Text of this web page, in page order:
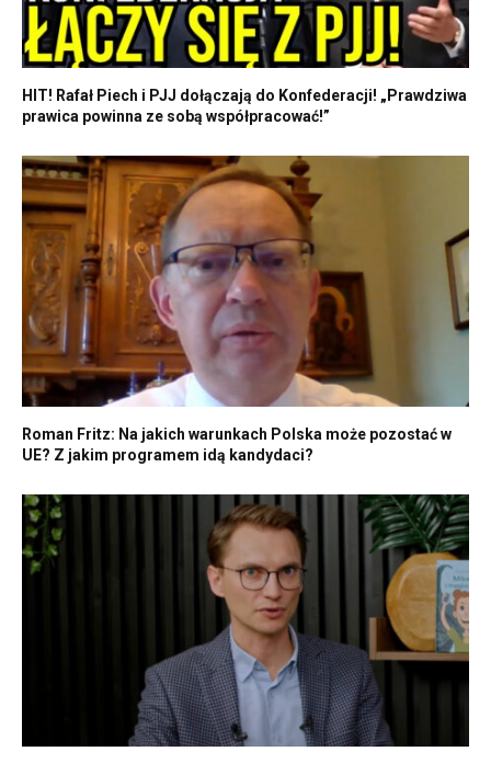
HIT! Rafał Piech i PJJ dołączają do Konfederacji! „Prawdziwa
prawica powinna ze sobą współpracować!”
Roman Fritz: Na jakich warunkach Polska może pozostać w
UE? Z jakim programem idą kandydaci?